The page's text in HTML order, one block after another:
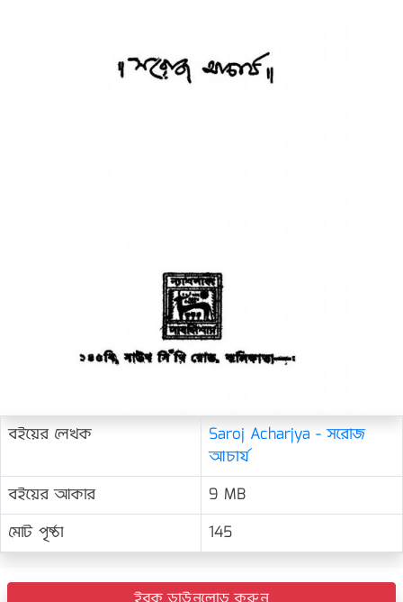
বইয়ের লেখক
Saroj Acharjya - সরোজ
আচার্য
বইয়ের আকার
9 MB
মোট পৃষ্ঠা
145